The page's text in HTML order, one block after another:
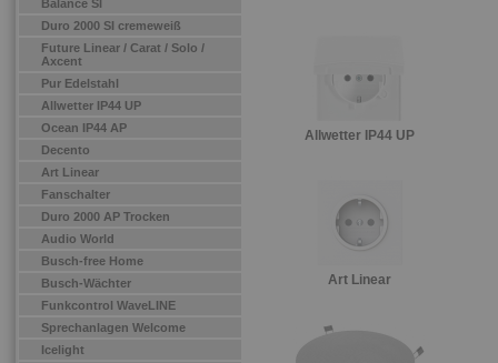
Balance SI
Duro 2000 SI cremeweiß
Future Linear / Carat / Solo /
Axcent
Pur Edelstahl
Allwetter IP44 UP
Ocean IP44 AP
Decento
Art Linear
Fanschalter
Duro 2000 AP Trocken
Audio World
Busch-free Home
Busch-Wächter
Funkcontrol WaveLINE
Sprechanlagen Welcome
Icelight
Allwetter IP44 UP
Art Linear